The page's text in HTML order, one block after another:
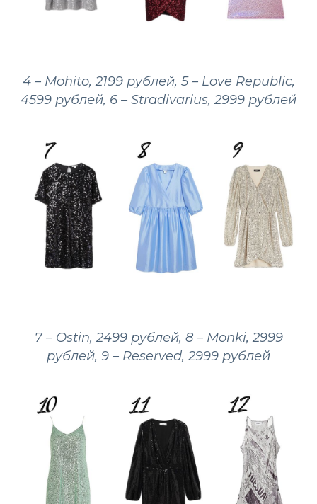
4 – Mohito, 2199 рублей, 5 – Love Republic,
4599 рублей, 6 – Stradivarius, 2999 рублей
7 – Ostin, 2499 рублей, 8 – Monki, 2999
рублей, 9 – Reserved, 2999 рублей